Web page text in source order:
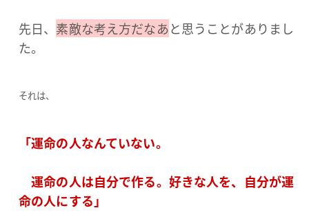
先日、 素敵な考え方だなあと思うことがありまし
た。
それは、
「運命の人なんていない。
運命の人は自分で作る。好きな人を、自分が運
命の人にする」